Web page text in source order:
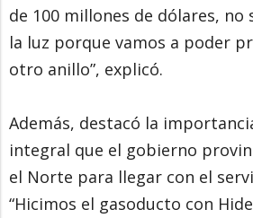
de 100 millones de dólares, no
la luz porque vamos a poder
otro anillo”, explicó.
Además, destacó la
integral que el gobierno
el Norte para llegar con el
“Hicimos el gasoducto con